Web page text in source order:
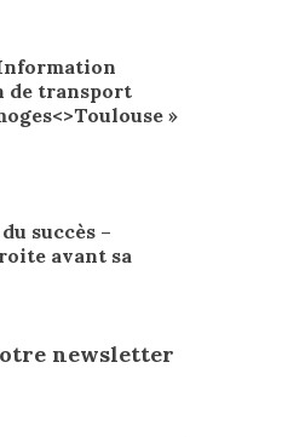
de transport
»
succès –
avant sa
newsletter